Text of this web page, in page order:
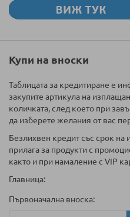
Купи на вноски
Таблицата за кредитиране е
закупите артикула на
количката, след което при
да изберете желания от вас
Безлихвен кредит със срок на
прилага за продукти с
както и при намаление с VIP
Главница:
Първоначална вноска: